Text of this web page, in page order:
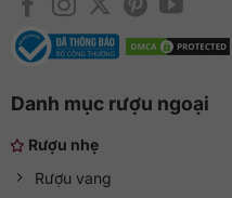
Danh mục rượu ngoại
Rượu nhẹ
Rượu vang